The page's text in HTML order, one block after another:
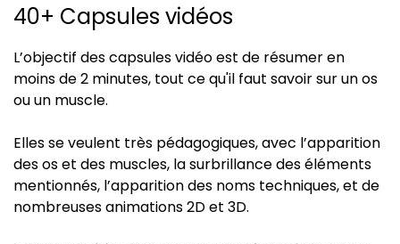
40+ Capsules vidéos
L’objectif des capsules vidéo est de résumer en
moins de 2 minutes, tout ce qu'il faut savoir sur un os
ou un muscle.
Elles se veulent très pédagogiques, avec l’apparition
des os et des muscles, la surbrillance des éléments
mentionnés, l’apparition des noms techniques, et de
nombreuses animations 2D et 3D.